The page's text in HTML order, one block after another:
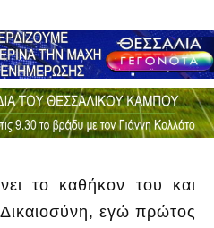
το καθήκον του και
Δικαιοσύνη, εγώ πρώτος